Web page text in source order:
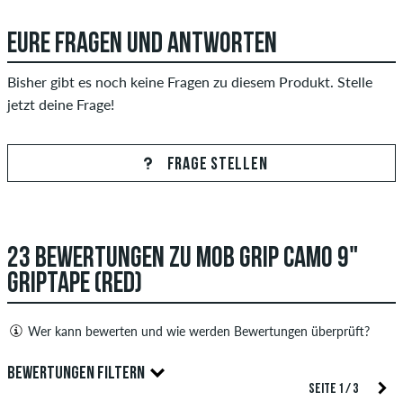
EURE FRAGEN UND ANTWORTEN
Bisher gibt es noch keine Fragen zu diesem Produkt. Stelle
jetzt deine Frage!
FRAGE STELLEN
23 BEWERTUNGEN ZU MOB GRIP CAMO 9"
GRIPTAPE (RED)
Wer kann bewerten und wie werden Bewertungen überprüft?
Nur Personen mit einem skatedeluxe Kundenkonto können
Bewertungen abgeben. Diese werden erst nach unserer
BEWERTUNGEN FILTERN
SEITE 1 / 3